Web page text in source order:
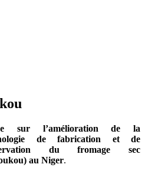
sur l’amélioration de la
de fabrication et de
du fromage sec
au Niger.